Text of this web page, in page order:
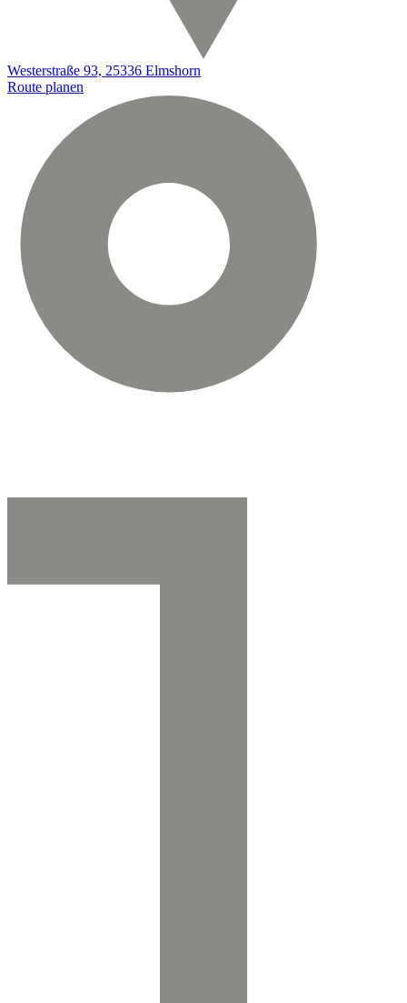
Westerstraße 93, 25336 Elmshorn
Route planen